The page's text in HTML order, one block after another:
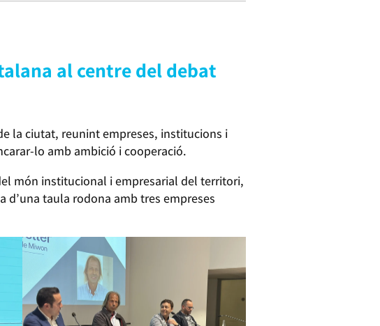
al centre del debat
la ciutat, reunint empreses, institucions i
lo amb ambició i cooperació.
món institucional i empresarial del territori,
d’una taula rodona amb tres empreses